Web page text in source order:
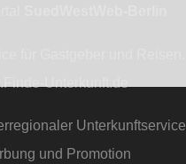
Unterkunftservice
und Promotion